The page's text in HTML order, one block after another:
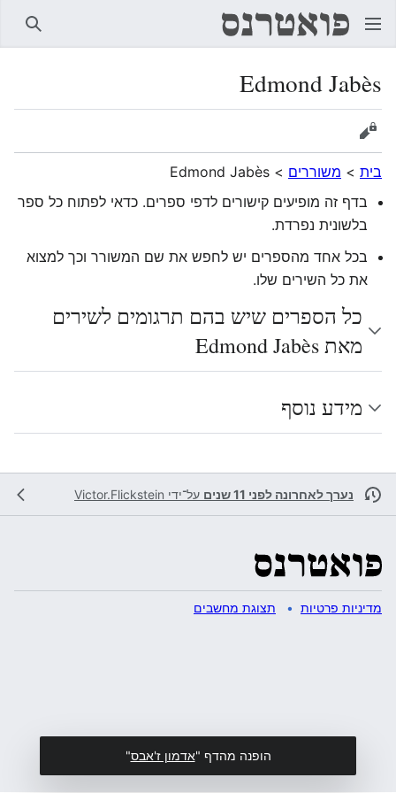
Edmond Jabès
הצגת מקור
בית > משוררים >
Edmond Jabès
בדף זה מופיעים קישורים לדפי ספרים. כדאי לפתוח כל ספר
בלשונית נפרדת.
בכל אחד מהספרים יש לחפש את שם המשורר וכך למצוא
את כל השירים שלו.
כל הספרים שיש בהם תרגומים לשירים
מאת Edmond Jabès
מידע נוסף
נערך לאחרונה לפני 11 שנים על־ידי Victor.Flickstein
מדיניות פרטיות תצוגת מחשבים
הופנה מהדף "אדמון ז'אבס"